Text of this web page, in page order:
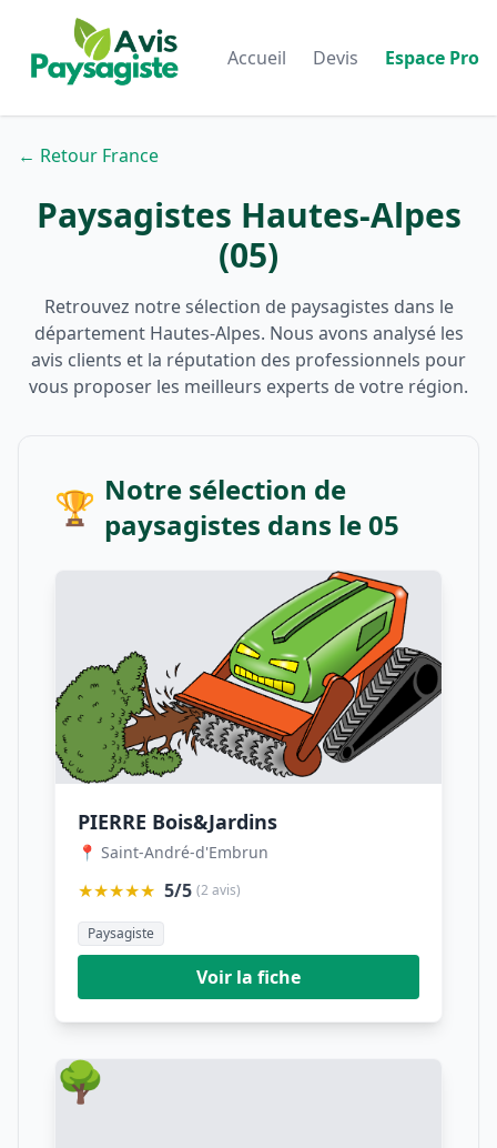
Accueil Devis Espace Pro
← Retour France
Paysagistes Hautes-Alpes
(05)
Retrouvez notre sélection de paysagistes dans le
département Hautes-Alpes. Nous avons analysé les
avis clients et la réputation des professionnels pour
vous proposer les meilleurs experts de votre région.
🏆 Notre sélection de
paysagistes dans le 05
PIERRE Bois&Jardins
📍 Saint-André-d'Embrun
★★★★★ 5/5 (2 avis)
Paysagiste
Voir la fiche
🌳